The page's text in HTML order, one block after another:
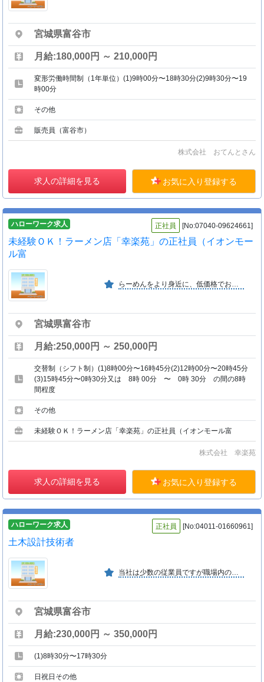
宮城県富谷市
月給:180,000円 ～ 210,000円
変形労働時間制（1年単位）(1)9時00分〜18時30分(2)9時30分〜19
時00分
その他
販売員（富谷市）
株式会社 おてんとさん
求人の詳細を見る お気に入り登録する
ハローワーク求人 正社員 [No:07040-09624661]
未経験ＯＫ！ラーメン店「幸楽苑」の正社員（イオンモー
ル富
らーめんをより身近に、低価格でおいしく提供するために品質を追求し、福島県、神奈川県の２つの工場から、全国に食材を届ける仕組みが構築されております。
宮城県富谷市
月給:250,000円 ～ 250,000円
交替制（シフト制）(1)8時00分〜16時45分(2)12時00分〜20時45分
(3)15時45分〜0時30分又は 8時 00分 〜 0時 30分 の間の8時
間程度
その他
未経験ＯＫ！ラーメン店「幸楽苑」の正社員（イオンモール富
株式会社 幸楽苑
求人の詳細を見る お気に入り登録する
ハローワーク求人 正社員 [No:04011-01660961]
土木設計技術者
当社は少数の従業員ですが職場内のコミュニケーションを大切にしています。又、個人の能力とやる気を最大限評価しています。
宮城県富谷市
月給:230,000円 ～ 350,000円
(1)8時30分〜17時30分
日祝日その他